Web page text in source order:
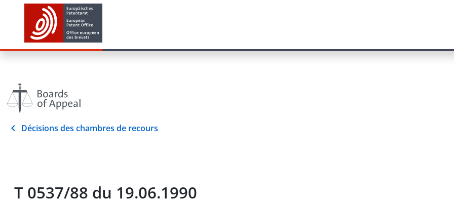
Décisions des chambres de recours
T 0537/88 du 19.06.1990